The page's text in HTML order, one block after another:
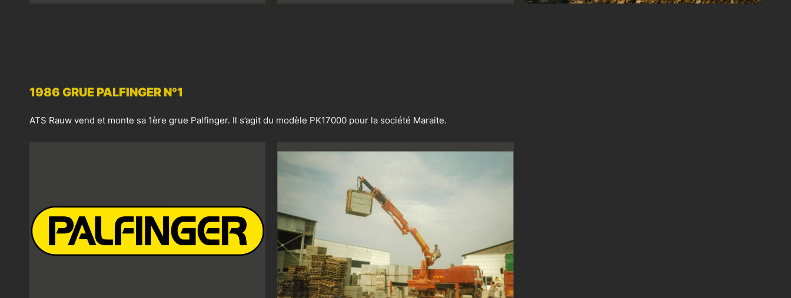
1986 GRUE PALFINGER N°1
ATS Rauw vend et monte sa 1ère grue Palfinger. Il s’agit du modèle PK17000 pour la société Maraite.